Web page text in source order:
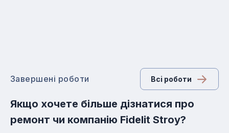
Завершені роботи Всi роботи
Якщо хочете більше дізнатися про
ремонт чи компанію Fidelit Stroy?